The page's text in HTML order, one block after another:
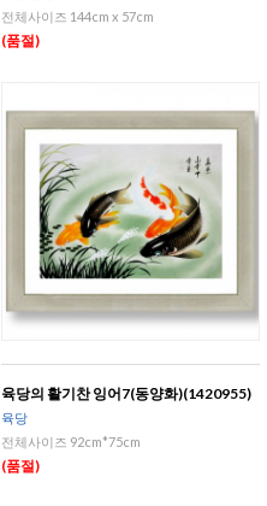
전체사이즈 144cm x 57cm
(품절)
육당의 활기찬 잉어7(동양화)(1420955)
육당
전체사이즈 92cm*75cm
(품절)